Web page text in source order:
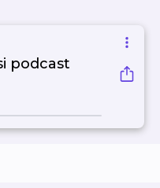
podcast